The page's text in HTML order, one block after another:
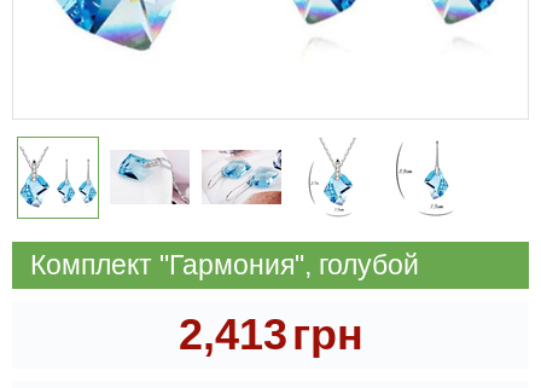
Комплект "Гармония", голубой
2,413грн